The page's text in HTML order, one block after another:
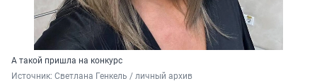
А такой пришла на конкурс
Источник: Светлана Генкель / личный архив